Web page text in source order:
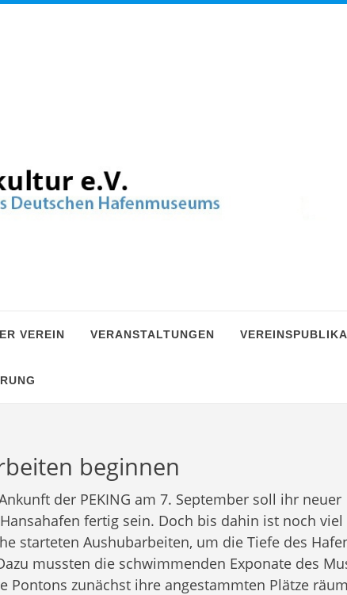
VEREIN VERANSTALTUNGEN
beginnen
der PEKING am 7. September soll ihr neuer
fertig sein. Doch bis dahin ist noch viel
starteten Aushubarbeiten, um die Tiefe des
mussten die schwimmenden Exponate des
Pontons zunächst ihre angestammten Plätze